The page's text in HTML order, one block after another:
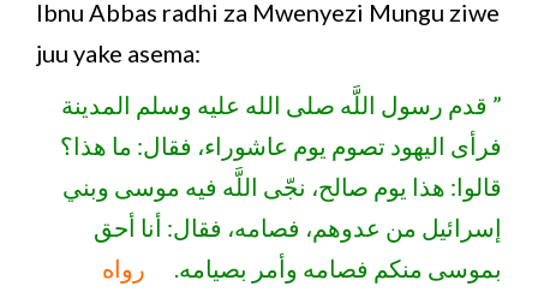
Ibnu Abbas radhi za Mwenyezi Mungu ziwe
juu yake asema:
” قدم رسول اللَّه صلى الله عليه وسلم المدينة
فرأى اليهود تصوم يوم عاشوراء، فقال: ما هذا؟
قالوا: هذا يوم صالح، نجّى اللَّه فيه موسى وبني
إسرائيل من عدوهم، فصامه، فقال: أنا أحق
بموسى منكم فصامه وأمر بصيامه. رواه